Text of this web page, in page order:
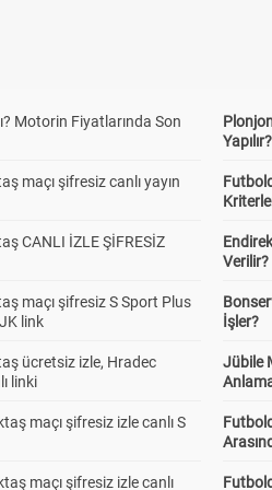
Motorin Fiyatlarında Son
maçı şifresiz canlı yayın
CANLI İZLE ŞİFRESİZ
maçı şifresiz S Sport Plus
link
ücretsiz izle, Hradec
linki
maçı şifresiz izle canlı S
maçı şifresiz izle canlı
Yapılır?
Verilir?
İşler?
Jübile